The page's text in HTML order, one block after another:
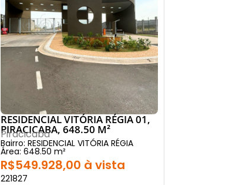
RESIDENCIAL VITÓRIA RÉGIA 01,
PIRACICABA, 648.50 M²
Piracicaba
Bairro: RESIDENCIAL VITÓRIA RÉGIA
Área: 648.50 m²
R$549.928,00 à vista
221827